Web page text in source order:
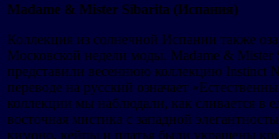
Madame & Mister Sibarita (Испания)
Коллекция из солнечной Испании также
Московской недели моды. Madame & Mister
представили весеннюю коллекцию Instinct
переводе на русский означает
коллекции мы наблюдали, как сливается в
восточная мистика с западной
кимоно, кейпы и платья были украшены